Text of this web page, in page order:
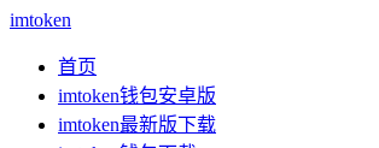
imtoken
首页
imtoken钱包安卓版
imtoken最新版下载